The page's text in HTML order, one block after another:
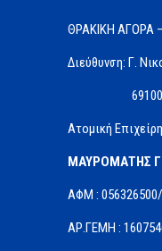
ΘΡΑΚΙΚΗ ΑΓΟΡΑ
Διεύθυνση: Γ.
69100
Ατομική
ΜΑΥΡΟΜΑΤΗΣ
ΑΦΜ :
ΑΡ.ΓΕΜΗ :